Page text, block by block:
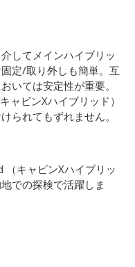
してメインハイブリッ
定/取り外しも簡単。互
いては安定性が重要。
ャビンXハイブリッド）
られてもずれません。
キャビンXハイブリッ
での探検で活躍しま